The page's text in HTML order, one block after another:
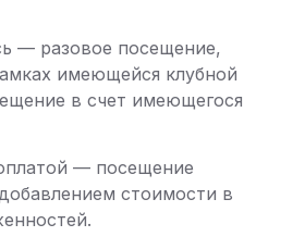
— разовое посещение,
имеющейся клубной
в счет имеющегося
— посещение
стоимости в